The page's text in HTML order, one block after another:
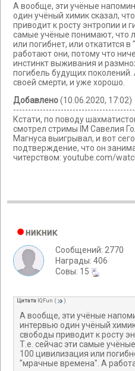
А вообще, эти учёные
один учёный химик сказал,
приводит к росту энтропии и
самые учёные понимают, что
или погибнет, или откатится
работают они, потому что
инстинкт выживания и
погибель будущих
своей смерти, и уже хорошо.
Добавлено(10.06.2020, 17:02)
Кстати, по поводу
смотрел стримы IM Савелия
Магнуса выигрывал, и вот
подтверждение, что он
читерством: youtube.com/
никник
Сообщений: 2770
Награды: 406
Cовы: 15
Цитата IQFun ( )
А вообще, эти учёные
интервью один учёный
свободы приводит к росту
Т.е. сейчас эти самые
100 цивилизация или
"мрачные времена". А